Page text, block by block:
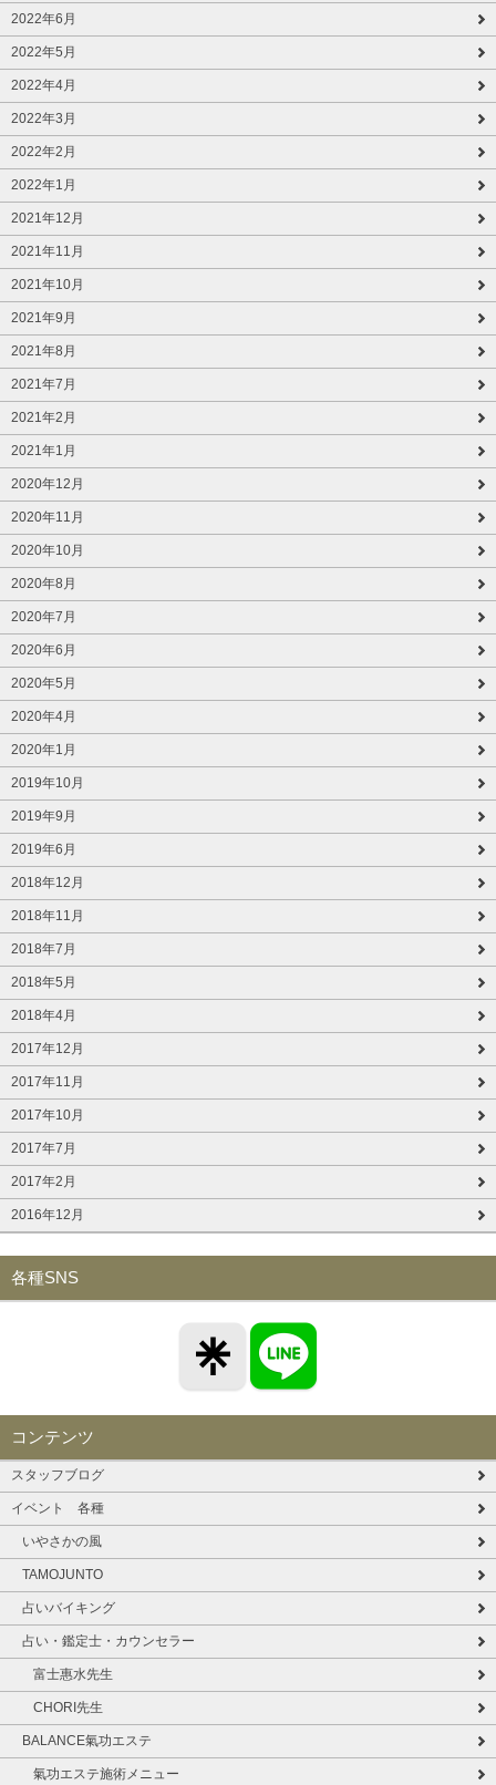
2022年6月
2022年5月
2022年4月
2022年3月
2022年2月
2022年1月
2021年12月
2021年11月
2021年10月
2021年9月
2021年8月
2021年7月
2021年2月
2021年1月
2020年12月
2020年11月
2020年10月
2020年8月
2020年7月
2020年6月
2020年5月
2020年4月
2020年1月
2019年10月
2019年9月
2019年6月
2018年12月
2018年11月
2018年7月
2018年5月
2018年4月
2017年12月
2017年11月
2017年10月
2017年7月
2017年2月
2016年12月
各種SNS
コンテンツ
スタッフブログ
イベント 各種
いやさかの風
TAMOJUNTO
占いバイキング
占い・鑑定士・カウンセラー
富士惠水先生
CHORI先生
BALANCE氣功エステ
氣功エステ施術メニュー